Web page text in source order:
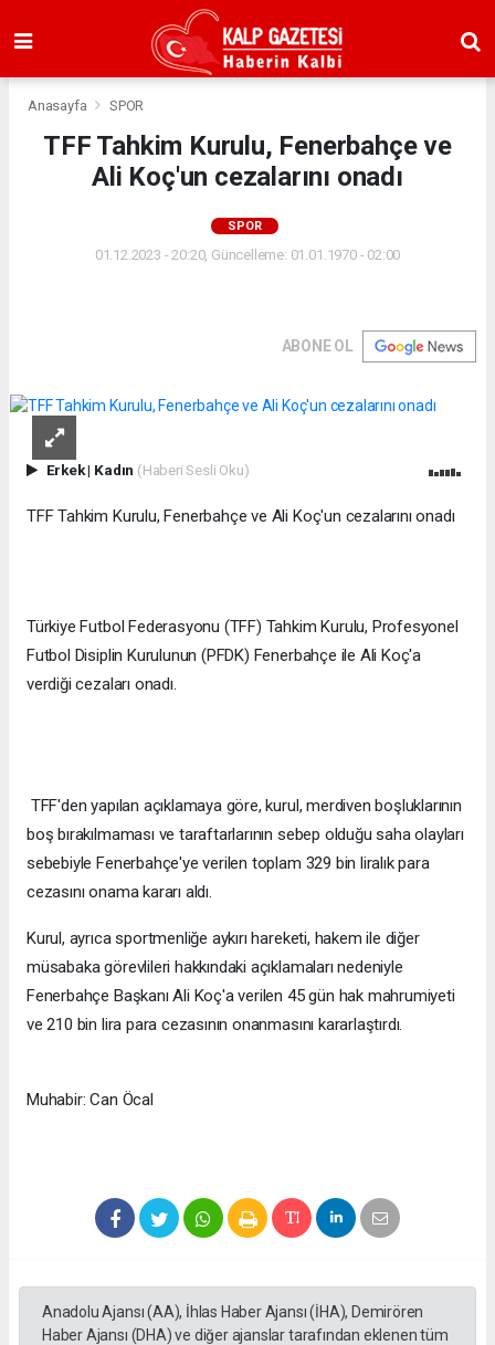
Anasayfa SPOR
TFF Tahkim Kurulu, Fenerbahçe ve
Ali Koç'un cezalarını onadı
SPOR
01.12.2023 - 20:20, Güncelleme: 01.01.1970 - 02:00
ABONE OL
Erkek| Kadın (Haberi Sesli Oku)
TFF Tahkim Kurulu, Fenerbahçe ve Ali Koç'un cezalarını onadı
Türkiye Futbol Federasyonu (TFF) Tahkim Kurulu, Profesyonel
Futbol Disiplin Kurulunun (PFDK) Fenerbahçe ile Ali Koç'a
verdiği cezaları onadı.
TFF'den yapılan açıklamaya göre, kurul, merdiven boşluklarının
boş bırakılmaması ve taraftarlarının sebep olduğu saha olayları
sebebiyle Fenerbahçe'ye verilen toplam 329 bin liralık para
cezasını onama kararı aldı.
Kurul, ayrıca sportmenliğe aykırı hareketi, hakem ile diğer
müsabaka görevlileri hakkındaki açıklamaları nedeniyle
Fenerbahçe Başkanı Ali Koç'a verilen 45 gün hak mahrumiyeti
ve 210 bin lira para cezasının onanmasını kararlaştırdı.
Muhabir: Can Öcal
Anadolu Ajansı (AA), İhlas Haber Ajansı (İHA), Demirören
Haber Ajansı (DHA) ve diğer ajanslar tarafından eklenen tüm